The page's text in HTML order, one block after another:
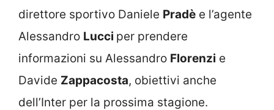
direttore sportivo Daniele Pradè e l’agente
Alessandro Lucci per prendere
informazioni su Alessandro Florenzi e
Davide Zappacosta, obiettivi anche
dell’Inter per la prossima stagione.